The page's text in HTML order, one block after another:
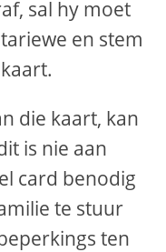
sal hy moet
en stem
die kaart, kan
is nie aan
card benodig
te stuur
ten